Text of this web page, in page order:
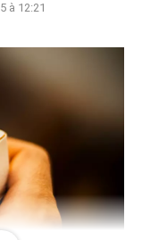
à 12:21